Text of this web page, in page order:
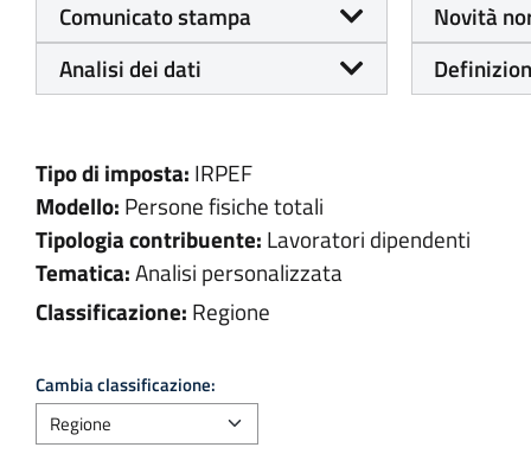
Comunicato stampa
Novità
Analisi dei dati
Tipo di imposta: IRPEF
Modello: Persone fisiche totali
Tipologia contribuente: Lavoratori dipendenti
Tematica:Analisi personalizzata
Classificazione: Regione
Cambia classificazione: